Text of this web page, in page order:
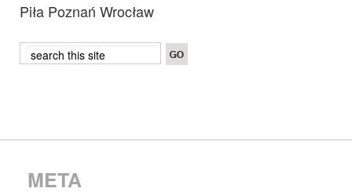
Piła Poznań Wrocław
META